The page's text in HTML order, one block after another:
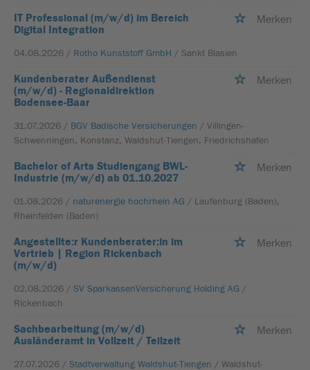
IT Professional (m/w/d) im Bereich
Digital Integration
Merken
04.08.2026 / Rotho Kunststoff GmbH / Sankt Blasien
Kundenberater Außendienst
(m/w/d) - Regionaldirektion
Bodensee-Baar
Merken
31.07.2026 / BGV Badische Versicherungen / Villingen-
Schwenningen, Konstanz, Waldshut-Tiengen, Friedrichshafen
Bachelor of Arts Studiengang BWL-
Industrie (m/w/d) ab 01.10.2027
Merken
01.08.2026 / naturenergie hochrhein AG / Laufenburg (Baden),
Rheinfelden (Baden)
Angestellte:r Kundenberater:in im
Vertrieb | Region Rickenbach
(m/w/d)
Merken
02.08.2026 / SV SparkassenVersicherung Holding AG /
Rickenbach
Sachbearbeitung (m/w/d)
Ausländeramt in Vollzeit / Teilzeit
Merken
27.07.2026 / Stadtverwaltung Waldshut-Tiengen / Waldshut-